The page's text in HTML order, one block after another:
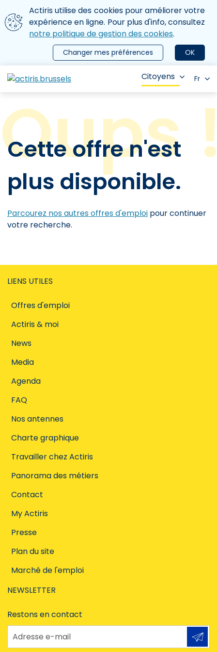
Aller au contenu principal
Nous utilisons des cookies
Actiris utilise des cookies pour améliorer votre
expérience en ligne. Pour plus d'info, consultez
notre politique de gestion des cookies.
OK
Changer mes préférences
le menu
Citoyens Fr
Cette offre n'est
plus disponible.
Parcourez nos autres offres d'emploi pour continuer
votre recherche.
LIENS UTILES
Offres d'emploi
Actiris & moi
News
Media
Agenda
FAQ
Nos antennes
Charte graphique
Travailler chez Actiris
Panorama des métiers
Contact
My Actiris
Presse
Plan du site
Marché de l'emploi
NEWSLETTER
Restons en contact
Adresse e-mail